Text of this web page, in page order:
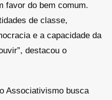
favor do bem comum.
de classe,
e a capacidade da
destacou o
Associativismo busca